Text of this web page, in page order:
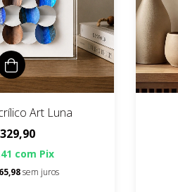
Art Luna
com Pix
sem juros